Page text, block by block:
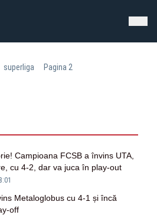
superliga Pagina 2
Campioana FCSB a învins UTA,
cu 4-2, dar va juca în play-out
Metaloglobus cu 4-1 și încă
off